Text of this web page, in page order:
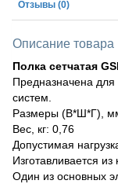
Отзывы (0)
Описание товара
Полка сетчатая
Предназначена
систем.
Размеры (В*Ш*Г),
Вес, кг: 0,76
Допустимая
Изготавливается из
Один из основных